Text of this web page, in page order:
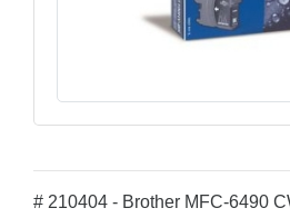
# 210404 - Brother MFC-6490